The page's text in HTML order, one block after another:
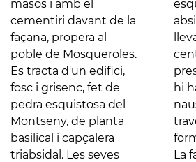
masos i amb el
cementiri davant de la
façana, propera al
poble de Mosqueroles.
Es tracta d'un edifici,
fosc i grisenc, fet de
pedra esquistosa del
Montseny, de planta
basilical i capçalera
triabsidal. Les seves
esqueixada als tres
absis i al mur de
llevant de la nau
central, sobre l'arc
presbiteral, on també
hi ha dos òculs. Les
naus es comuniquen a
través d'amples arcs
formers de mig punt.
La façana de ponent,